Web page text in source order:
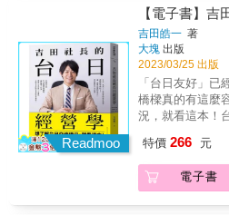
更是責任、價值
立政治大學法學
在思考如何把集
確保集團長長久
各種布局可能，
敗，並選擇最適
──朱志洋，友嘉
傳承密碼》藉由
紹家族財富與企
家族內部可能出
值，特為之推薦
中融合臺灣近年
於挑戰的工作理
裁減是必要之惡
層的裁員。 & 2.
自己，就無法擴
道自己為何而做
（KANDO）革
內部的過度競爭
通機制，激起動
從不同領域找人
揮灑的舞台，成
修煉的基本功
許智慧激盪 &bull; 深入分析佈局超過四千天的
台積電完全交棒
12堂課星期三的
專訪&mdash;―
留著別人屁股印
收錄&mdash;―
共同營運長蔣尚義專訪 1987年，
《商業周刊》也
片懷疑聲中披荊
條路來。 這是一
謀先生和他帶領
Readmoo
【電子書】吉
吉田皓一 著
大塊 出版
2023/03/25 出版
「台日友好」已
橋樑真的有這麼
況，就看這本！
開台日跨國企業
人の日本旅遊指
YouTube頻道訂
特價 266 元
電子書